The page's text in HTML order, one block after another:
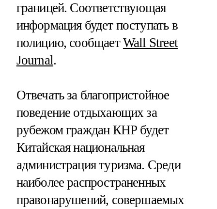
границей. Соответствующая
информация будет поступать в
полицию, сообщаетWall Street
Journal.
Отвечать за благопристойное
поведение отдыхающих за
рубежом граждан КНР будет
Китайская национальная
администрация туризма. Среди
наиболее распространенных
правонарушений, совершаемых